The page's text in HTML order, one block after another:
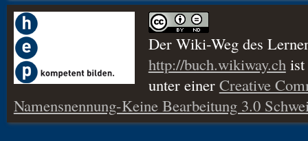
Der Wiki-Weg des
http://buch.wikiway.chist
unter einer Creative
Namensnennung-Keine Bearbeitung 3.0